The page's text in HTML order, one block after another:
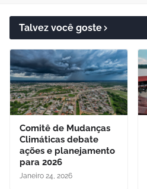
Talvez você goste
Comitê de Mudanças
Climáticas debate
ações e planejamento
para 2026
Janeiro 24, 2026